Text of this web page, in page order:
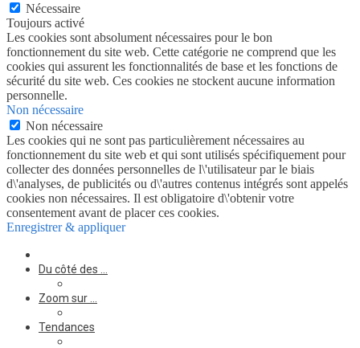
Nécessaire
Toujours activé
Les cookies sont absolument nécessaires pour le bon
fonctionnement du site web. Cette catégorie ne comprend que les
cookies qui assurent les fonctionnalités de base et les fonctions de
sécurité du site web. Ces cookies ne stockent aucune information
personnelle.
Non nécessaire
Non nécessaire
Les cookies qui ne sont pas particulièrement nécessaires au
fonctionnement du site web et qui sont utilisés spécifiquement pour
collecter des données personnelles de l\'utilisateur par le biais
d\'analyses, de publicités ou d\'autres contenus intégrés sont appelés
cookies non nécessaires. Il est obligatoire d\'obtenir votre
consentement avant de placer ces cookies.
Enregistrer & appliquer
Du côté des …
Zoom sur …
Tendances